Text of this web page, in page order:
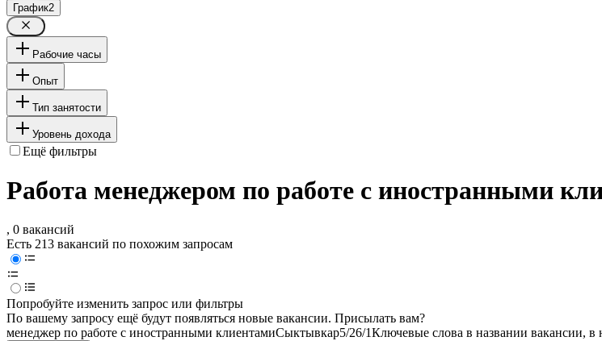
График2
Рабочие часы
Опыт
Тип занятости
Уровень дохода
Ещё фильтры
Работа менеджером по работе с иностранными
, 0 вакансий
Есть 213 вакансий по похожим запросам
Попробуйте изменить запрос или фильтры
По вашему запросу ещё будут появляться новые вакансии. Присылать вам?
менеджер по работе с иностранными клиентамиСыктывкар5/26/1Ключевые слова в названии вакансии,